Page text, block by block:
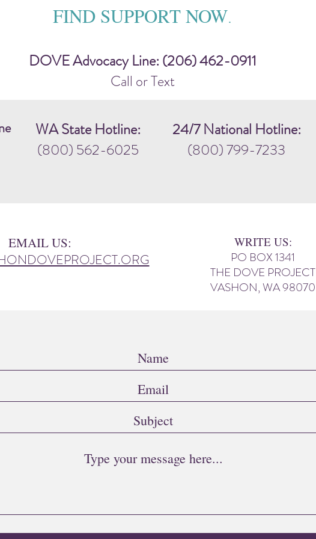
FIND SUPPORT NOW.
DOVE Advocacy Line: (206) 462-0911
Call or Text
WA State Hotline:
(800) 562-6025
24/7 National Hotline:
(800) 799-7233
EMAIL US: WRITE US:
PO BOX 1341
THE DOVE PROJECT
VASHON, WA 98070